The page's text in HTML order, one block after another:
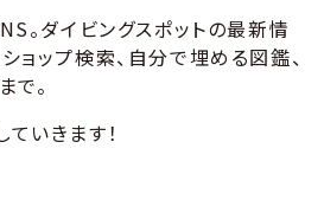
。ダイビングスポットの最新情
ョップ検索、自分で埋める図鑑、
で。
いきます！